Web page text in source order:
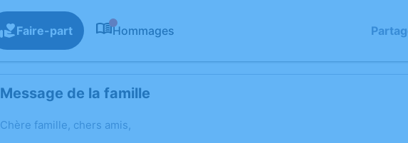
Faire-part Hommages
Message de la famille
Chère famille, chers amis,